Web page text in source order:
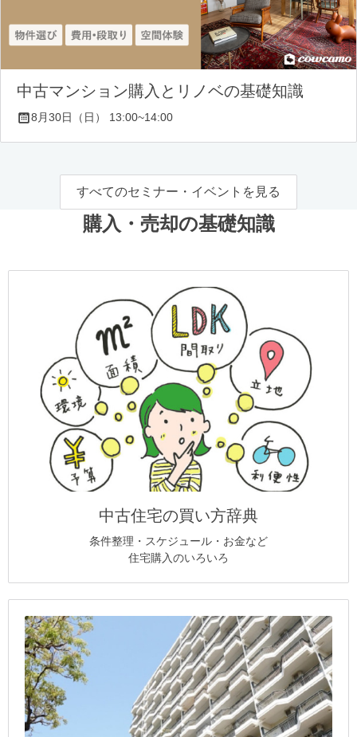
中古マンション購入とリノベの基礎知識
8月30日（日） 13:00~14:00
すべてのセミナー・イベントを見る
購入・売却の基礎知識
中古住宅の買い方辞典
条件整理・スケジュール・お金など
住宅購入のいろいろ